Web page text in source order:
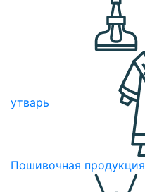
утварь
Пошивочная продукция